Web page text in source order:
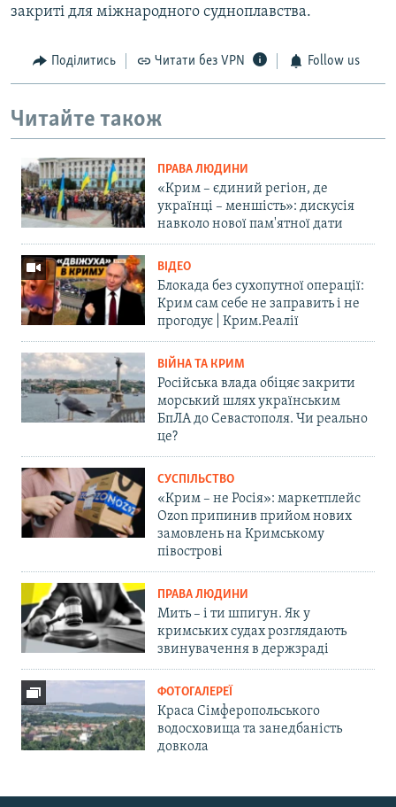
закриті для міжнародного судноплавства.
Поділитись Читати без VPN Follow us
Читайте також
ПРАВА ЛЮДИНИ
«Крим – єдиний регіон, де
українці – меншість»: дискусія
навколо нової пам'ятної дати
ВІДЕО
Блокада без сухопутної операції:
Крим сам себе не заправить і не
прогодує | Крим.Реалії
ВІЙНА ТА КРИМ
Російська влада обіцяє закрити
морський шлях українським
БпЛА до Севастополя. Чи реально
це?
СУСПІЛЬСТВО
«Крим – не Росія»: маркетплейс
Ozon припинив прийом нових
замовлень на Кримському
півострові
ПРАВА ЛЮДИНИ
Мить – і ти шпигун. Як у
кримських судах розглядають
звинувачення в держзраді
ФОТОГАЛЕРЕЇ
Краса Сімферопольського
водосховища та занедбаність
довкола